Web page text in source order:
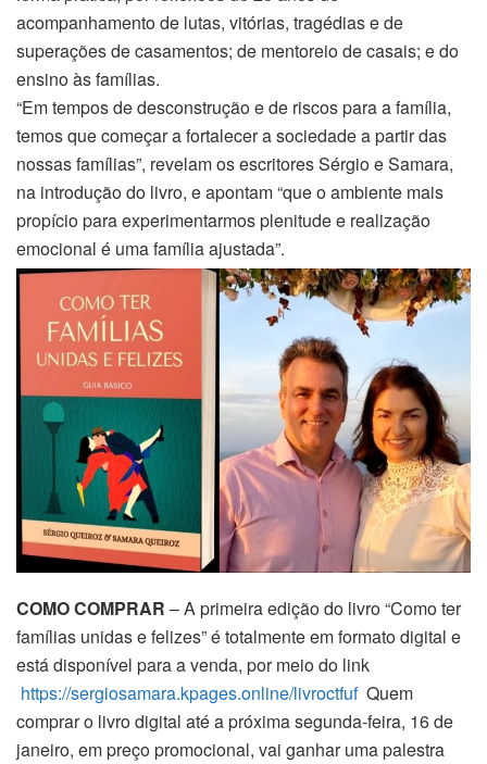
acompanhamento de lutas, vitórias, tragédias e de
superações de casamentos; de mentoreio de casais; e do
ensino às famílias.
“Em tempos de desconstrução e de riscos para a família,
temos que começar a fortalecer a sociedade a partir das
nossas famílias”, revelam os escritores Sérgio e Samara,
na introdução do livro, e apontam “que o ambiente mais
propício para experimentarmos plenitude e realização
emocional é uma família ajustada”.
COMO COMPRAR – A primeira edição do livro “Como ter
famílias unidas e felizes” é totalmente em formato digital e
está disponível para a venda, por meio do link
https://sergiosamara.kpages.online/livroctfufQuem
comprar o livro digital até a próxima segunda-feira, 16 de
janeiro, em preço promocional, vai ganhar uma palestra